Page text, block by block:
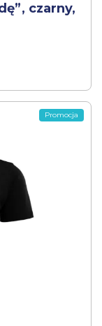
czarny,
Promocja